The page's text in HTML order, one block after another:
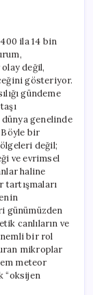
ila 14 bin
değil,
gösteriyor.
gündeme
dünya genelinde
bir
değil;
ve evrimsel
haline
tartışmaları
günümüzden
canlıların ve
bir rol
mikroplar
meteor
“oksijen